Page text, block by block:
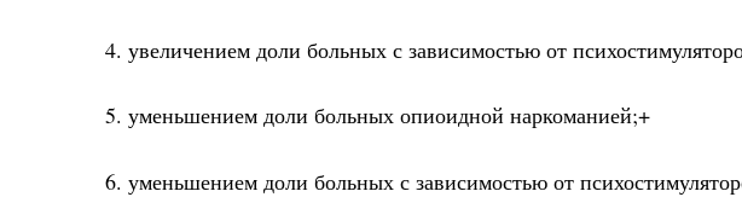
4. увеличением доли больных с зависимостью от
5. уменьшением доли больных опиоидной наркоманией;+
6. уменьшением доли больных с зависимостью от